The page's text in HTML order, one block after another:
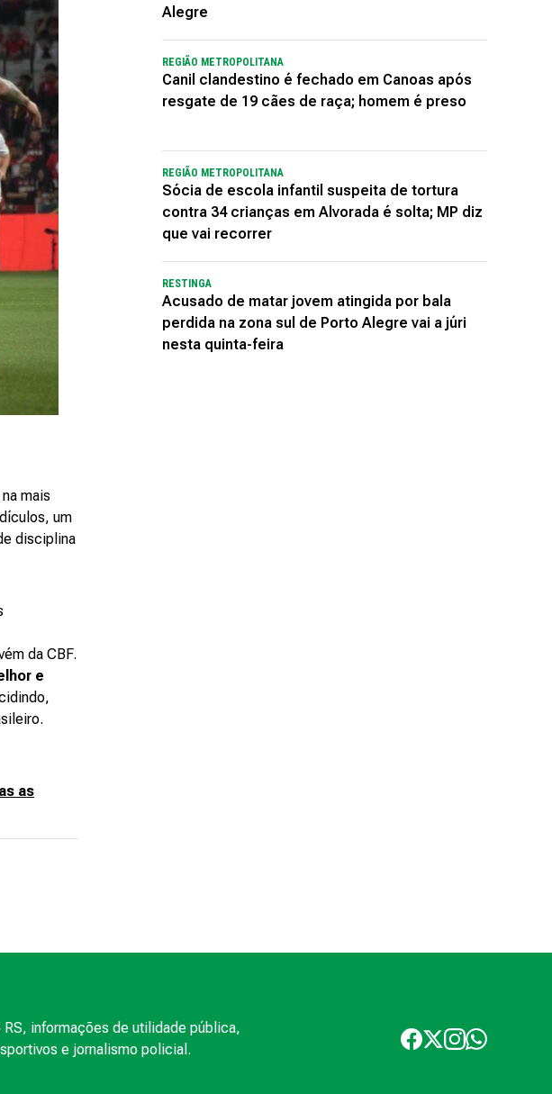
mais
um
disciplina
da CBF.
e
as
Alegre
REGIÃO METROPOLITANA
Canil clandestino é fechado em Canoas após
resgate de 19 cães de raça; homem é preso
REGIÃO METROPOLITANA
Sócia de escola infantil suspeita de tortura
contra 34 crianças em Alvorada é solta; MP diz
que vai recorrer
RESTINGA
Acusado de matar jovem atingida por bala
perdida na zona sul de Porto Alegre vai a júri
nesta quinta-feira
informações de utilidade pública,
e jornalismo policial.